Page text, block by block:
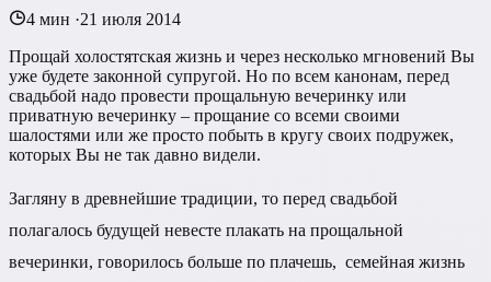
4 мин ·21 июля 2014
Прощай холостятская жизнь и через несколько мгновений Вы
уже будете законной супругой. Но по всем канонам, перед
свадьбой надо провести прощальную вечеринку или
приватную вечеринку – прощание со всеми своими
шалостями или же просто побыть в кругу своих подружек,
которых Вы не так давно видели.
Загляну в древнейшие традиции, то перед свадьбой
полагалось будущей невесте плакать на прощальной
вечеринки, говорилось больше по плачешь, семейная жизнь